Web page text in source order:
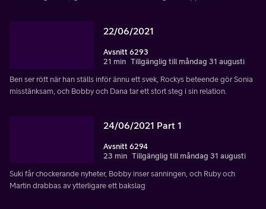
22/06/2021
Avsnitt 6293
21 min Tillgänglig till måndag 31 augusti
Ben ser rött när han ställs inför ännu ett svek, Rockys beteende gör Sonia
misstänksam, och Bobby och Dana tar ett stort steg i sin relation.
24/06/2021 Part 1
Avsnitt 6294
23 min Tillgänglig till måndag 31 augusti
Suki får chockerande nyheter, Bobby inser sanningen, och Ruby och
Martin drabbas av ytterligare ett bakslag